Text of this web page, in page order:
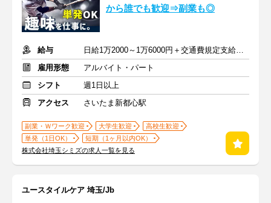
から誰でも歓迎⇒副業も◎
給与
日給1万2000～1万6000円＋交通費規定支給 ※深夜割増含む
雇用形態
アルバイト・パート
シフト
週1日以上
アクセス
さいたま新都心駅
副業・Ｗワーク歓迎 大学生歓迎
高校生歓迎
単発（1日OK）
短期（1ヶ月以内OK）
株式会社埼玉シミズの求人一覧を見る
ユースタイルケア 埼玉/Jb